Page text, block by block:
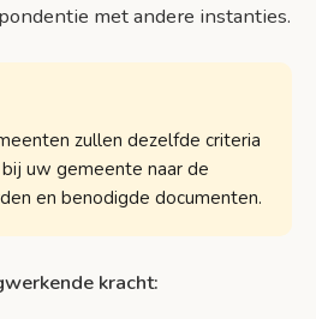
met andere instanties.
zullen dezelfde criteria
uw gemeente naar de
en benodigde documenten.
kracht: